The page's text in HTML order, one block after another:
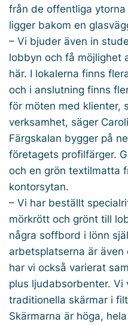
från de offentliga
ligger bakom en
– Vi bjuder även in
lobbyn och få möjlighet
här. I lokalerna finns
och i anslutning finns
för möten med klienter,
verksamhet, säger
Färgskalan bygger på
företagets profilfärger.
och en grön textilmatta
kontorsytan.
– Vi har beställt
mörkrött och grönt till
några soffbord i lönn
arbetsplatserna är
har vi också varierat
plus ljudabsorbenter.
traditionella skärmar i
Skärmarna är höga,